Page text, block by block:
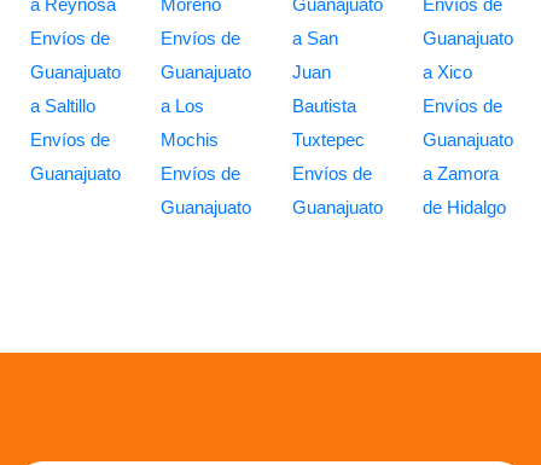
Envíos de
Guanajuato
a Saltillo
Envíos de
Guanajuato
Envíos de
Guanajuato
a Los
Mochis
Envíos de
Guanajuato
a San
Juan
Bautista
Tuxtepec
Envíos de
Guanajuato
Guanajuato
a Xico
Envíos de
Guanajuato
a Zamora
de Hidalgo